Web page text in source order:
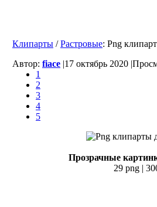
Клипарты /Растровые: Png
Автор: fiace |17 октябрь 2020 |
1
2
3
4
5
Прозрачные
29 png |